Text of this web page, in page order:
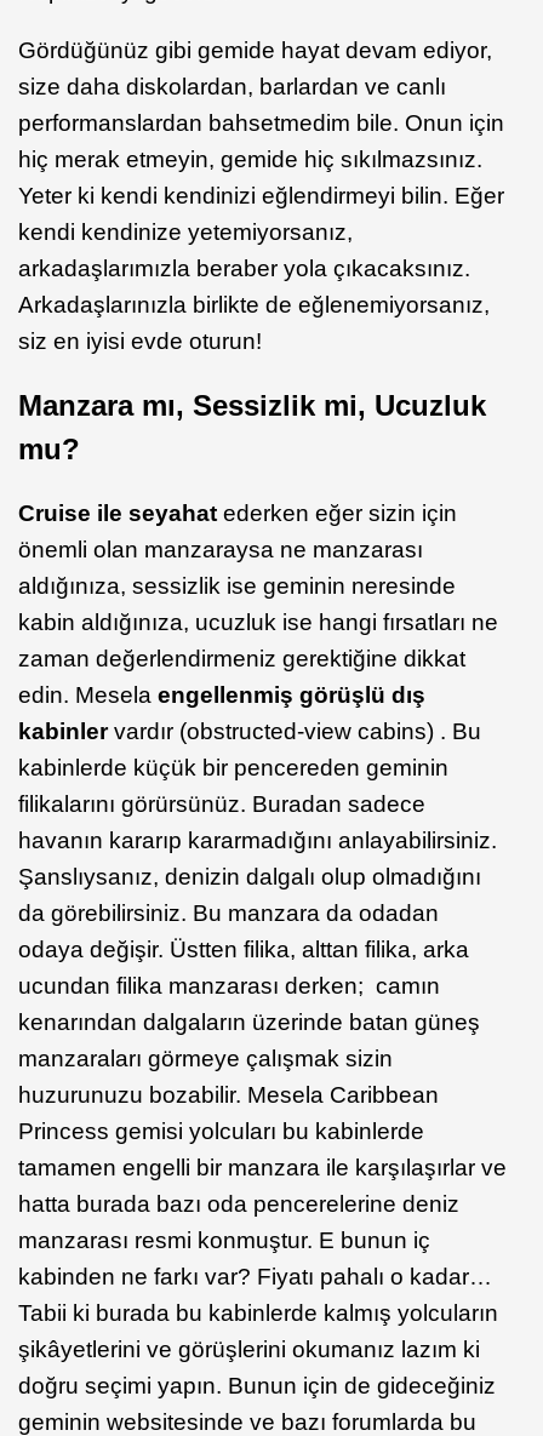
Gördüğünüz gibi gemide hayat devam ediyor,
size daha diskolardan, barlardan ve canlı
performanslardan bahsetmedim bile. Onun için
hiç merak etmeyin, gemide hiç sıkılmazsınız.
Yeter ki kendi kendinizi eğlendirmeyi bilin. Eğer
kendi kendinize yetemiyorsanız,
arkadaşlarımızla beraber yola çıkacaksınız.
Arkadaşlarınızla birlikte de eğlenemiyorsanız,
siz en iyisi evde oturun!
Manzara mı, Sessizlik mi, Ucuzluk
mu?
Cruise ile seyahat ederken eğer sizin için
önemli olan manzaraysa ne manzarası
aldığınıza, sessizlik ise geminin neresinde
kabin aldığınıza, ucuzluk ise hangi fırsatları ne
zaman değerlendirmeniz gerektiğine dikkat
edin. Mesela engellenmiş görüşlü dış
kabinlervardır (obstructed-view cabins) . Bu
kabinlerde küçük bir pencereden geminin
filikalarını görürsünüz. Buradan sadece
havanın kararıp kararmadığını anlayabilirsiniz.
Şanslıysanız, denizin dalgalı olup olmadığını
da görebilirsiniz. Bu manzara da odadan
odaya değişir. Üstten filika, alttan filika, arka
ucundan filika manzarası derken; camın
kenarından dalgaların üzerinde batan güneş
manzaraları görmeye çalışmak sizin
huzurunuzu bozabilir. Mesela Caribbean
Princess gemisi yolcuları bu kabinlerde
tamamen engelli bir manzara ile karşılaşırlar ve
hatta burada bazı oda pencerelerine deniz
manzarası resmi konmuştur. E bunun iç
kabinden ne farkı var? Fiyatı pahalı o kadar…
Tabii ki burada bu kabinlerde kalmış yolcuların
şikâyetlerini ve görüşlerini okumanız lazım ki
doğru seçimi yapın. Bunun için de gideceğiniz
geminin websitesinde ve bazı forumlarda bu